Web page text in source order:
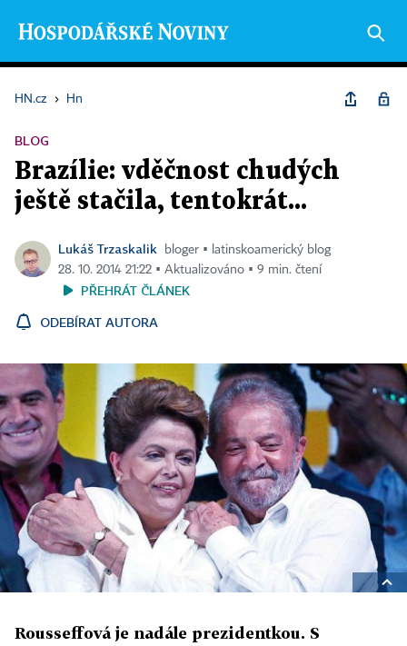
HN.cz › Hn
BLOG
Brazílie: vděčnost chudých
ještě stačila, tentokrát...
Lukáš Trzaskalik
bloger ▪ latinskoamerický blog
28. 10. 2014 21:22 ▪ Aktualizováno ▪ 9 min. čtení
PŘEHRÁT ČLÁNEK
ODEBÍRAT AUTORA
Rousseffová je nadále prezidentkou. S